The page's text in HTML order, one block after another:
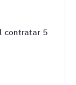
contratar 5